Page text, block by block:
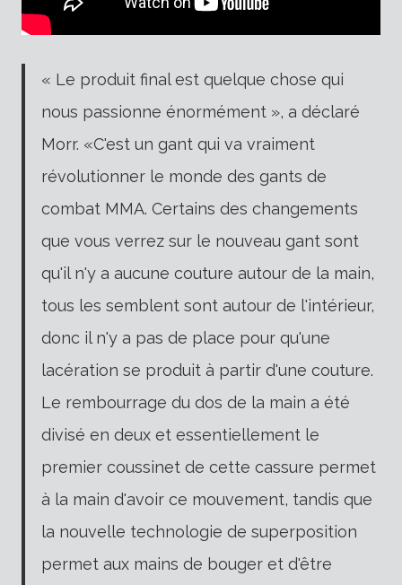
« Le produit final est quelque chose qui
nous passionne énormément », a déclaré
Morr. «C'est un gant qui va vraiment
révolutionner le monde des gants de
combat MMA. Certains des changements
que vous verrez sur le nouveau gant sont
qu'il n'y a aucune couture autour de la main,
tous les semblent sont autour de l'intérieur,
donc il n'y a pas de place pour qu'une
lacération se produit à partir d'une couture.
Le rembourrage du dos de la main a été
divisé en deux et essentiellement le
premier coussinet de cette cassure permet
à la main d'avoir ce mouvement, tandis que
la nouvelle technologie de superposition
permet aux mains de bouger et d'être